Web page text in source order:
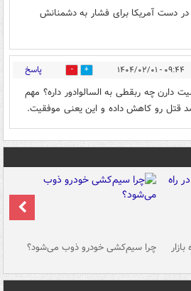
دست آمریکا برای فشار به دشمنانش
۰۹:۴۴ - ۱۴۰۴/۰۲/۰۱ 4 پاسخ
دارن چه ربقطی به السالوادور داره؟ مهم
چرا سیم‌کشی خودرو ذوب می‌شود؟